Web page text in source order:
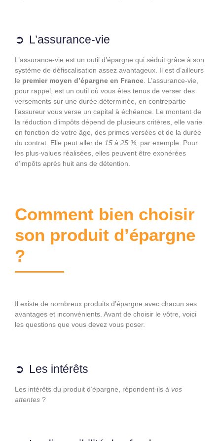
L’assurance-vie
L’assurance-vie est un outil d’épargne qui séduit grâce à son
système de défiscalisation assez avantageux. Il est d’ailleurs
le premier moyen d’épargne en France . L’assurance-vie,
pour rappel, est un outil où vous êtes tenus de verser des
versements sur une durée déterminée, en contrepartie
l’assureur vous verse un capital à échéance. Le montant de
la réduction d’impôts dépend de plusieurs critères, elle varie
en fonction de votre âge, des primes versées et de la durée
du contrat. Elle peut aller de 15 à 25 %, par exemple. Pour
les plus-values réalisées, elles peuvent être exonérées
d’impôts après huit ans de détention.
Comment bien choisir
son produit d’épargne
?
Il existe de nombreux produits d’épargne avec chacun ses
avantages et inconvénients. Avant de choisir le vôtre, voici
les questions que vous devez vous poser.
Les intérêts
Les intérêts du produit d’épargne, répondent-ils à vos
attentes ?